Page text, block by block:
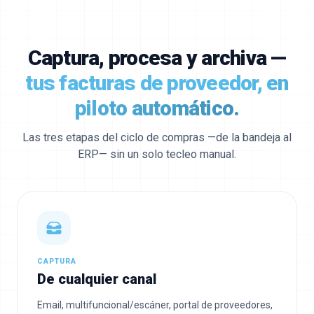
Captura, procesa y archiva —
tus facturas de proveedor, en
piloto automático.
Las tres etapas del ciclo de compras —de la bandeja al
ERP— sin un solo tecleo manual.
CAPTURA
De cualquier canal
Email, multifuncional/escáner, portal de proveedores,